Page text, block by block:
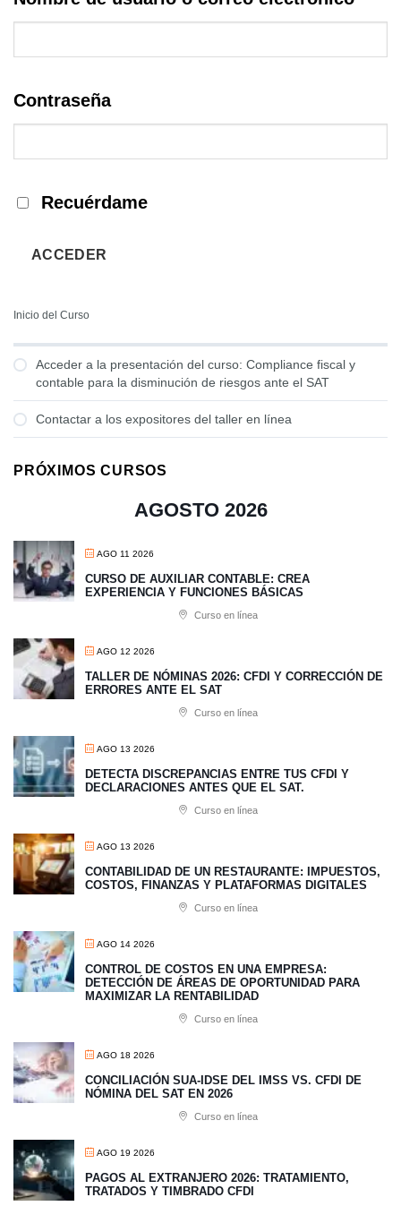
Contraseña
Recuérdame
ACCEDER
Inicio del Curso
Acceder a la presentación del curso: Compliance fiscal y
contable para la disminución de riesgos ante el SAT
Contactar a los expositores del taller en línea
PRÓXIMOS CURSOS
AGOSTO 2026
AGO 11 2026
CURSO DE AUXILIAR CONTABLE: CREA
EXPERIENCIA Y FUNCIONES BÁSICAS
Curso en línea
AGO 12 2026
TALLER DE NÓMINAS 2026: CFDI Y CORRECCIÓN DE
ERRORES ANTE EL SAT
Curso en línea
AGO 13 2026
​DETECTA DISCREPANCIAS ENTRE TUS CFDI Y
DECLARACIONES ANTES QUE EL SAT.
Curso en línea
AGO 13 2026
CONTABILIDAD DE UN RESTAURANTE: IMPUESTOS,
COSTOS, FINANZAS Y PLATAFORMAS DIGITALES
Curso en línea
AGO 14 2026
CONTROL DE COSTOS EN UNA EMPRESA:
DETECCIÓN DE ÁREAS DE OPORTUNIDAD PARA
MAXIMIZAR LA RENTABILIDAD
Curso en línea
AGO 18 2026
CONCILIACIÓN SUA-IDSE DEL IMSS VS. CFDI DE
NÓMINA DEL SAT EN 2026
Curso en línea
AGO 19 2026
PAGOS AL EXTRANJERO 2026: TRATAMIENTO,
TRATADOS Y TIMBRADO CFDI